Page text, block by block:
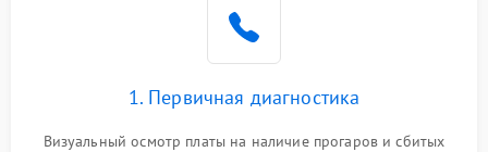
1. Первичная диагностика
Визуальный осмотр платы на наличие прогаров и сбитых